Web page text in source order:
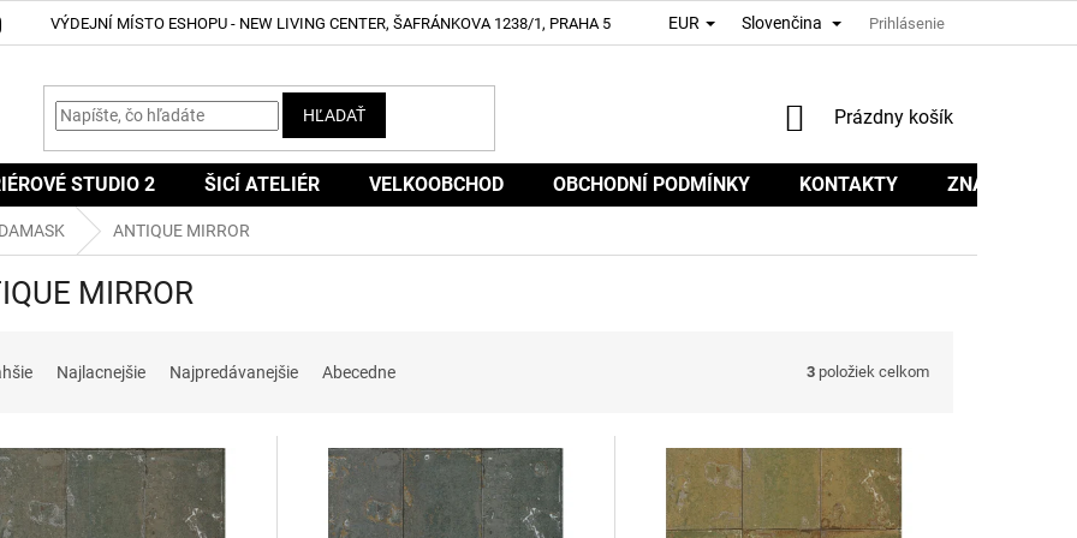
VÝDEJNÍ MÍSTO ESHOPU - NEW LIVING CENTER, ŠAFRÁNKOVA 1238/1, PRAHA 5 EUR Slovenčina Prihlásenie
HĽADAŤ
NÁKUPNÝ
Prázdny košík
STUDIO 2 ŠICÍ ATELIÉR VELKOOBCHOD OBCHODNÍ PODMÍNKY KONTAKTY ZNAČKY
ANTIQUE MIRROR
MIRROR
Najlacnejšie Najpredávanejšie Abecedne 3 položiek celkom